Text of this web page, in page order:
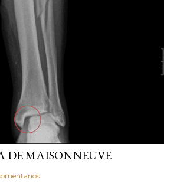
DE MAISONNEUVE